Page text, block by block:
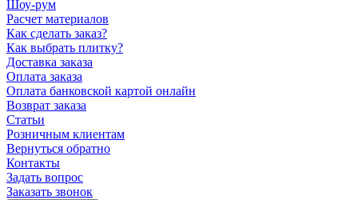
Шоу-рум
Расчет материалов
Как сделать заказ?
Как выбрать плитку?
Доставка заказа
Оплата заказа
Оплата банковской картой онлайн
Возврат заказа
Статьи
Розничным клиентам
Вернуться обратно
Контакты
Задать вопрос
Заказать звонок